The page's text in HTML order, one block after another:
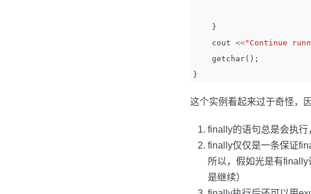
}
cout <<"Continue
getchar();
}
这个实例看起来过于奇怪，
finally的语句总是会执行
finally仅仅是一条保证
所以，假如光是有
是继续）